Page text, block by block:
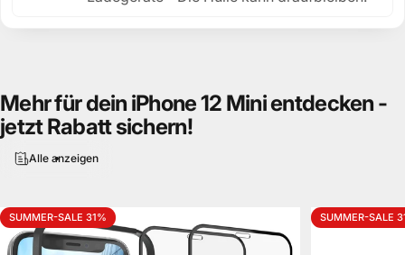
Mehrfürdein iPhone12 Minientdecken -
jetztRabattsichern!
Alle anzeigen
SUMMER-SALE 31% SUMMER-SALE